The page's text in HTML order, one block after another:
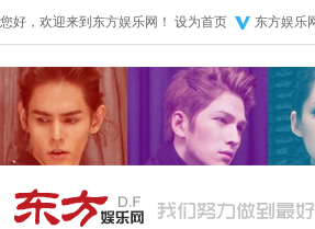
您好，欢迎来到东方娱乐网！ 设为首页 东方娱乐